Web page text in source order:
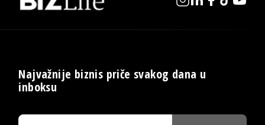
Najvažnije biznis priče svakog dana u
inboksu